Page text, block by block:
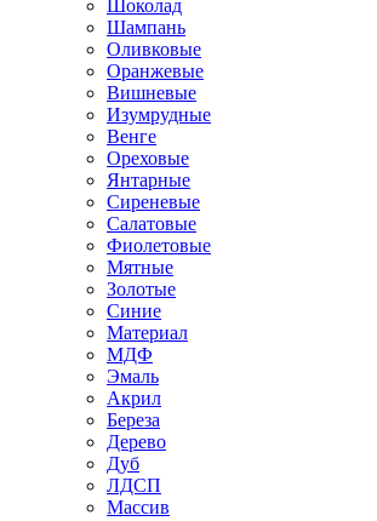
Шоколад
Шампань
Оливковые
Оранжевые
Вишневые
Изумрудные
Венге
Ореховые
Янтарные
Сиреневые
Салатовые
Фиолетовые
Мятные
Золотые
Синие
Материал
МДФ
Эмаль
Акрил
Береза
Дерево
Дуб
ЛДСП
Массив